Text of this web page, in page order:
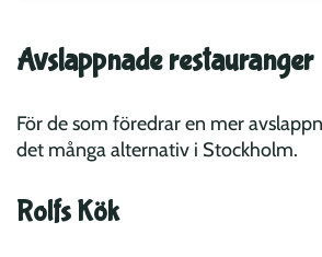
Avslappnade restauranger
För de som föredrar en mer
det många alternativ i Stockholm.
Rolfs Kök